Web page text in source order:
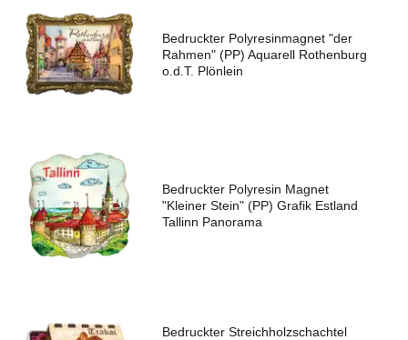
Bedruckter Polyresinmagnet "der
Rahmen" (PP) Aquarell Rothenburg
o.d.T. Plönlein
Bedruckter Polyresin Magnet
"Kleiner Stein" (PP) Grafik Estland
Tallinn Panorama
Bedruckter Streichholzschachtel